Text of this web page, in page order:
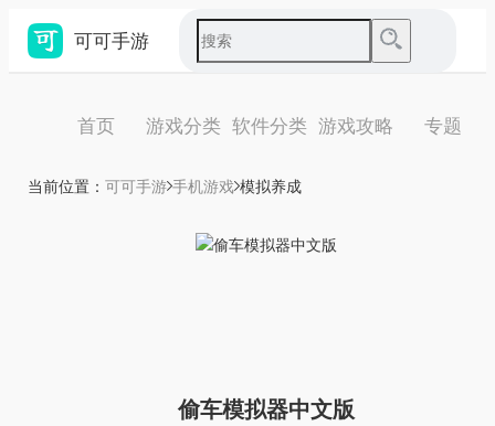
可可手游
首页 游戏分类 软件分类 游戏攻略 专题
当前位置： 可可手游 手机游戏 模拟养成
偷车模拟器中文版